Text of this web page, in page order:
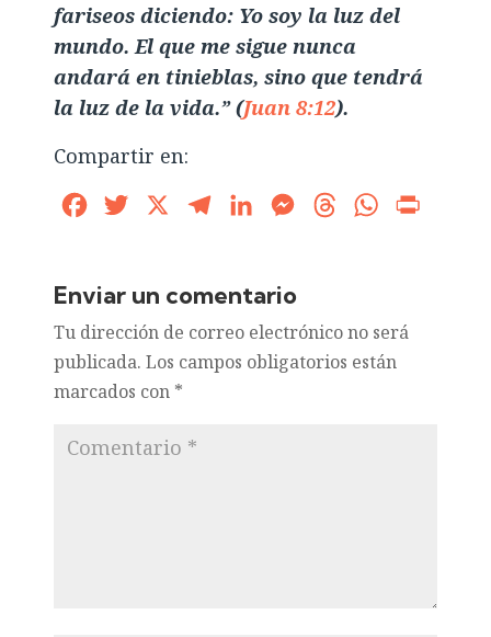
fariseos diciendo: Yo soy la luz del
mundo. El que me sigue nunca
andará en tinieblas, sino que tendrá
la luz de la vida.” (Juan 8:12).
Compartir en:
FacebookTwitter TelegramLinkedInMessengerThreadsWhatsApp
Enviar un comentario
Tu dirección de correo electrónico no será
publicada. Los campos obligatorios están
marcados con *